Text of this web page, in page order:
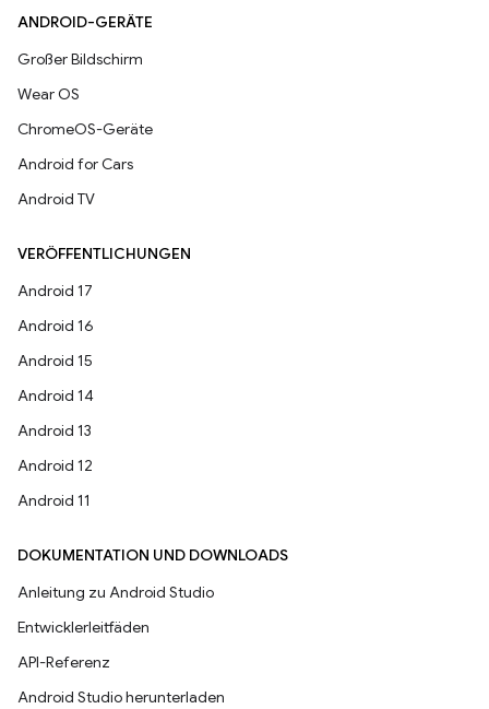
ANDROID-GERÄTE
Großer Bildschirm
Wear OS
ChromeOS-Geräte
Android for Cars
Android TV
VERÖFFENTLICHUNGEN
Android 17
Android 16
Android 15
Android 14
Android 13
Android 12
Android 11
DOKUMENTATION UND DOWNLOADS
Anleitung zu Android Studio
Entwicklerleitfäden
API-Referenz
Android Studio herunterladen